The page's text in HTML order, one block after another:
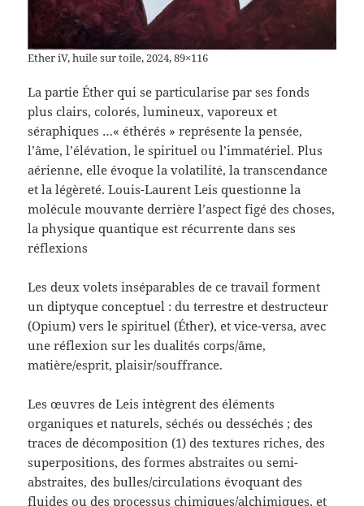
Ether iV, huile sur toile, 2024, 89×116
La partie Éther qui se particularise par ses fonds
plus clairs, colorés, lumineux, vaporeux et
séraphiques …« éthérés » représente la pensée,
l’âme, l’élévation, le spirituel ou l’immatériel. Plus
aérienne, elle évoque la volatilité, la transcendance
et la légèreté. Louis-Laurent Leis questionne la
molécule mouvante derrière l’aspect figé des choses,
la physique quantique est récurrente dans ses
réflexions
Les deux volets inséparables de ce travail forment
un diptyque conceptuel : du terrestre et destructeur
(Opium) vers le spirituel (Éther), et vice-versa, avec
une réflexion sur les dualités corps/âme,
matière/esprit, plaisir/souffrance.
Les œuvres de Leis intègrent des éléments
organiques et naturels, séchés ou desséchés ; des
traces de décomposition (1) des textures riches, des
superpositions, des formes abstraites ou semi-
abstraites, des bulles/circulations évoquant des
fluides ou des processus chimiques/alchimiques, et